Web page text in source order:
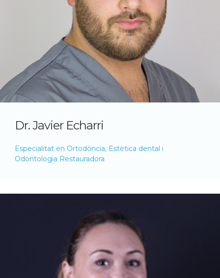
Dr. Javier Echarri
Especialitat en Ortodòncia, Estètica dental i
Odontologia Restauradora